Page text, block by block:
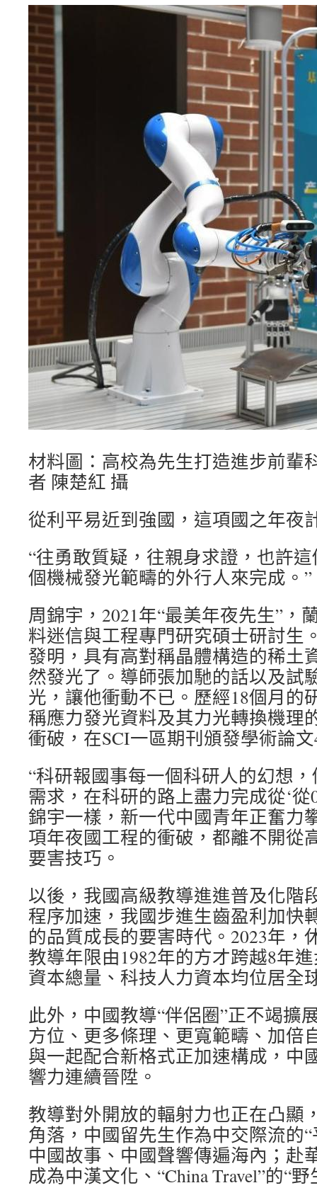
材料圖：高校為先生打造進步前輩
者 陳楚紅 攝
從利平易近到強國，這項國之年夜
“往勇敢質疑，往親身求證，也許
個機械發光範疇的外行人來完成。”
周錦宇，2021年“最美年夜先生”，
料迷信與工程專門研究碩士研討生
發明，具有高對稱晶體構造的稀土
然發光了。導師張加馳的話以及試
光，讓他衝動不已。歷經18個月的
稱應力發光資料及其力光轉換機理
衝破，在SCI一區期刊頒發學術論
“科研報國事每一個科研人的幻想
需求，在科研的路上盡力完成從‘從
錦宇一樣，新一代中國青年正奮力
項年夜國工程的衝破，都離不開從
要害技巧。
以後，我國高級教導進進普及化階
程序加速，我國步進生齒盈利加快
的品質成長的要害時代。2023年，
教導年限由1982年的方才跨越8年
資本總量、科技人力資本均位居全
此外，中國教導“伴侶圈”正不竭擴
方位、更多條理、更寬範疇、加倍
與一起配合新格式正加速構成，中
響力連續晉陞。
教導對外開放的輻射力也正在凸顯
角落，中國留先生作為中交際流的
中國故事、中國聲響傳遍海內；赴
成為中漢文化、“China Travel”的“野